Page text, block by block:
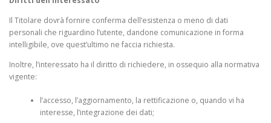
Il Titolare dovrà fornire conferma dell’esistenza o meno di dati
personali che riguardino l’utente, dandone comunicazione in forma
intelligibile, ove quest’ultimo ne faccia richiesta.
Inoltre, l’interessato ha il diritto di richiedere, in ossequio alla normativa
vigente:
l’accesso, l’aggiornamento, la rettificazione o, quando vi ha
interesse, l’integrazione dei dati;